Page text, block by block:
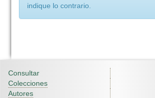
indique lo contrario.
Consultar
Colecciones
Autores